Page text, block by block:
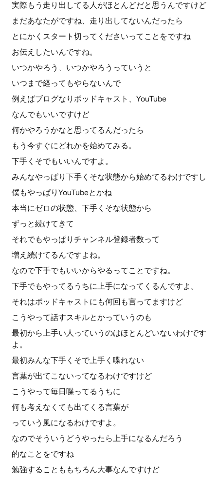
実際もう走り出してる人がほとんどだと思うんですけど
まだあなたがですね、走り出してないんだったら
とにかくスタート切ってくださいってことをですね
お伝えしたいんですね。
いつかやろう、いつかやろうっていうと
いつまで経ってもやらないんで
例えばブログなりポッドキャスト、YouTube
なんでもいいですけど
何かやろうかなと思ってるんだったら
もう今すぐにどれかを始めてみる。
下手くそでもいいんですよ。
みんなやっぱり下手くそな状態から始めてるわけですし
僕もやっぱりYouTubeとかね
本当にゼロの状態、下手くそな状態から
ずっと続けてきて
それでもやっぱりチャンネル登録者数って
増え続けてるんですよね。
なので下手でもいいからやるってことですね。
下手でもやってるうちに上手になってくるんですよ。
それはポッドキャストにも何回も言ってますけど
こうやって話すスキルとかっていうのも
最初から上手い人っていうのはほとんどいないわけです
よ。
最初みんな下手くそで上手く喋れない
言葉が出てこないってなるわけですけど
こうやって毎日喋ってるうちに
何も考えなくても出てくる言葉が
っていう風になるわけですよ。
なのでそういうどうやったら上手になるんだろう
的なことをですね
勉強することももちろん大事なんですけど